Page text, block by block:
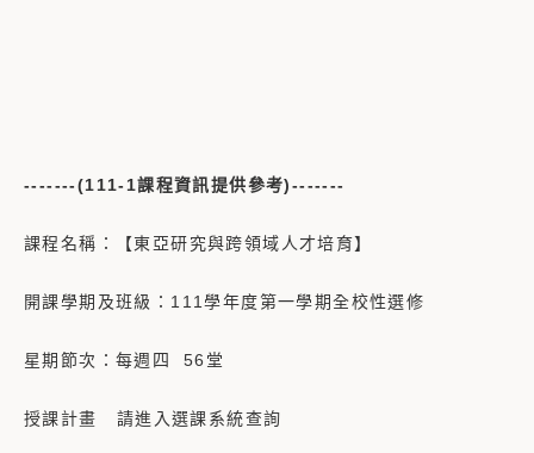
-------(111-1課程資訊提供參考)-------
課程名稱：【東亞研究與跨領域人才培育】
開課學期及班級：111學年度第一學期全校性選修
星期節次：每週四 56堂
授課計畫 請進入選課系統查詢